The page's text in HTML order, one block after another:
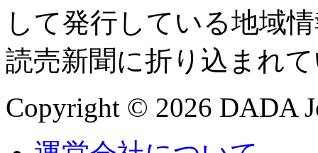
して発行している地域
読売新聞に折り込まれ
Copyright © 2026 DADA